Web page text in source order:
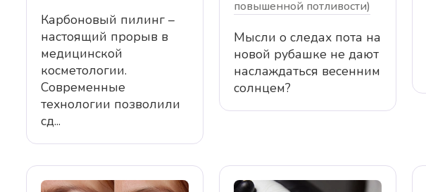
Карбоновый пилинг –
настоящий прорыв в
медицинской
косметологии.
Современные
технологии позволили
сд...
повышенной потливости)
Мысли о следах пота на
новой рубашке не дают
наслаждаться весенним
солнцем?